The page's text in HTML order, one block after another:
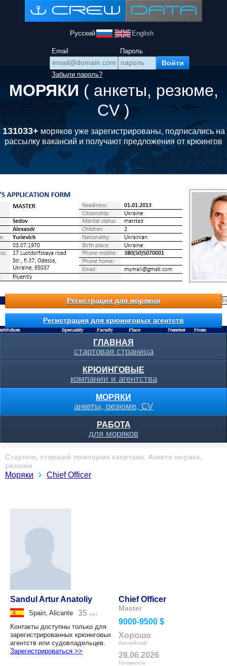
Русский English
Email Пароль
Забыли пароль?
МОРЯКИ ( анкеты, резюме,
CV )
131033+моряков уже зарегистрированы, подписались на
рассылку вакансий и получают предложения от крюингов
Регистрация для моряков
Регистрация для крюинговых агентств
ГЛАВНАЯ
стартовая страница
КРЮИНГОВЫЕ
компании и агентства
МОРЯКИ
анкеты, резюме, CV
РАБОТА
для моряков
Старпом, старший помощник капитана. Анкета моряка,
резюме
Моряки Chief Officer
Sandul Artur Anatoliy
Spain, Alicante 35 лет
Контакты доступны только для
зарегистрированных крюинговых
агентств или судовладельцев.
Зарегистрироваться >>
Chief Officer
Master
9000-9500 $
Хорошо
Английский
28.06.2026
Готовность